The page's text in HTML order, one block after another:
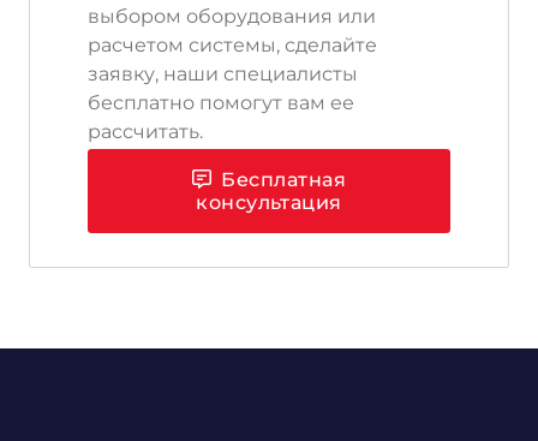
выбором оборудования или
расчетом системы, сделайте
заявку, наши специалисты
бесплатно помогут вам ее
рассчитать.
Бесплатная
консультация